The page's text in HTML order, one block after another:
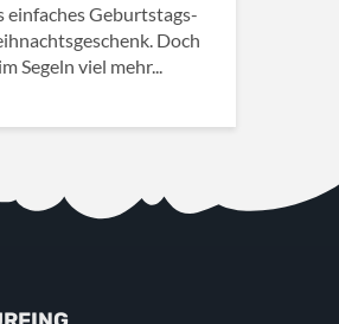
einfaches Geburtstags-
Doch
Segeln viel mehr...